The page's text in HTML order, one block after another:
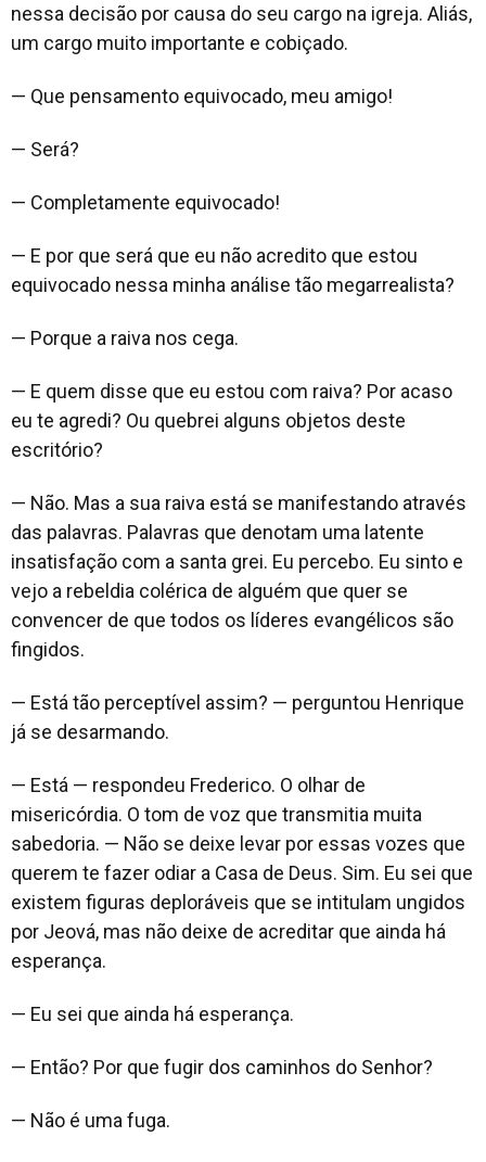
nessa decisão por causa do seu cargo na igreja. Aliás,
um cargo muito importante e cobiçado.
— Que pensamento equivocado, meu amigo!
— Será?
— Completamente equivocado!
— E por que será que eu não acredito que estou
equivocado nessa minha análise tão megarrealista?
— Porque a raiva nos cega.
— E quem disse que eu estou com raiva? Por acaso
eu te agredi? Ou quebrei alguns objetos deste
escritório?
— Não. Mas a sua raiva está se manifestando através
das palavras. Palavras que denotam uma latente
insatisfação com a santa grei. Eu percebo. Eu sinto e
vejo a rebeldia colérica de alguém que quer se
convencer de que todos os líderes evangélicos são
fingidos.
— Está tão perceptível assim? — perguntou Henrique
já se desarmando.
— Está — respondeu Frederico. O olhar de
misericórdia. O tom de voz que transmitia muita
sabedoria. — Não se deixe levar por essas vozes que
querem te fazer odiar a Casa de Deus. Sim. Eu sei que
existem figuras deploráveis que se intitulam ungidos
por Jeová, mas não deixe de acreditar que ainda há
esperança.
— Eu sei que ainda há esperança.
— Então? Por que fugir dos caminhos do Senhor?
— Não é uma fuga.